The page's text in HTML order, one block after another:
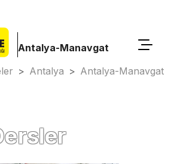
Antalya-Manavgat
> Antalya > Antalya-Manavgat